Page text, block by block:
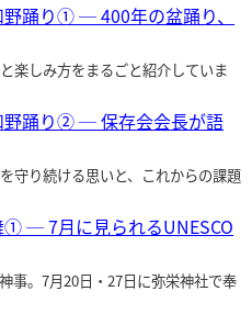
踊り① ─ 400年の盆踊り、
楽しみ方をまるごと紹介していま
野踊り② ─ 保存会会長が語
守り続ける思いと、これからの課題
① ─ 7月に見られるUNESCO
事。7月20日・27日に弥栄神社で奉